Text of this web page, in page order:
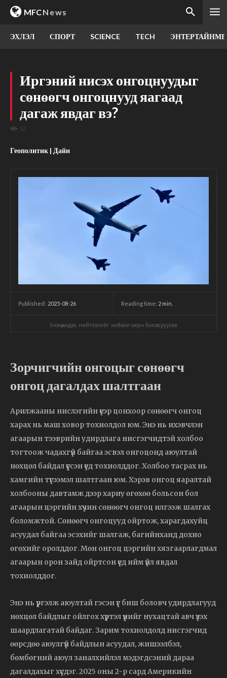
MFCNews
ЭХЛЭЛ СПОРТ SCIENCE TECH
Иргэний нисэх онгоцнуудыг
сөнөөгч онгоцнууд яагаад
дагаж явдаг вэ?
52
Геополитик | Дайн
Published: 2025-08-26 Reading time: 2 min.
Энэхүү мэдээ, нийтлэлийг хиймэл оюун боловсруулав.
Зорчигчийн онгоцыг сөнөөгч
онгоц дагалдах шалтгаан
Арилжааны нислэгийн үеэр цонхоор сөнөөгч онгоц
харах нь маш ховор тохиолдол юм. Энэ нь ихэвчлэн
агаарын тээврийн удирдлага нисгэгчидтэй холбоо
тогтоож чадахгүй байгаа эсвэл онгоцонд аюултай
нөхцөл байдал үүссэн үед тохиолддог. Холбоо тасрах нь
хамгийн түгээмэл шалтгаан юм. Хэрэв онгоц яаралтай
холбооны давтамж дээр хариу өгөхөө больсон бол
агаарын цэргийн хүчин сөнөөгч онгоц илгээж шалгах
боломжтой. Сөнөөгч онгоцууд ойртож, харагдахуйц
асуудал байгаа эсэхийг шалгаж, багийнханд дохио
өгөхийг оролддог. Мөн онгоц цэргийн хязгаарлагдмал
агаарын орон зайд ойртсон үед ийм үйл явдал
тохиолддог.
Энэ нь үргэлж аюултай гэсэн үг биш боловч удирдлагууд
нөхцөл байдлыг ойлгох хүртэл үүнийг нухацтай авч үзэх
шаардлагатай байдаг. Зарим тохиолдолд нисгэгчид
өөрсдөө аюулгүй байдлын асуудал, жишээлбэл,
бөмбөгний аюул заналхийлэл мэдэгдсэний дараа
дагалдахыг хүсдэг. 2025 оны 2-р сард Америкийн